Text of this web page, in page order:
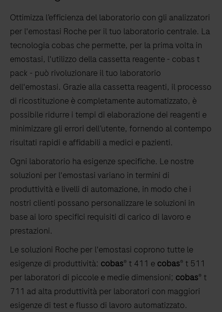
Ottimizza l’efficienza del laboratorio con gli analizzatori
per l'emostasi Roche per il tuo laboratorio centrale. La
tecnologia cobas che permette, per la prima volta in
emostasi, l'utilizzo della cassetta reagente - cobas t
pack - può rivoluzionare il tuo laboratorio
dell'emostasi. Grazie alla cassetta reagenti, il processo
di ricostituzione è completamente automatizzato, è
possibile ridurre i tempi di elaborazione dei reagenti e
minimizzare gli errori dell’utente, fornendo al contempo
risultati rapidi e affidabili a medici e pazienti.
Ogni laboratorio ha esigenze specifiche. Le nostre
soluzioni per l'emostasi variano in termini di
produttività e livelli di automazione, in modo che i
nostri clienti possano personalizzare le soluzioni in
base ai loro specifici requisiti di carico di lavoro e
prestazioni.
Le soluzioni Roche per l'emostasi coprono tutte le
esigenze di produttività: cobas® t 411 e cobas® t 511
per laboratori di piccole e medie dimensioni; cobas® t
711 ad alta produttività per laboratori con maggiori
esigenze di test e flusso di lavoro automatizzato.